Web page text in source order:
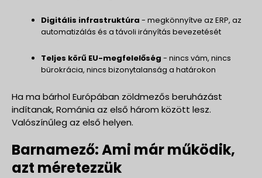
Digitális infrastruktúra - megkönnyítve az ERP, az
automatizálás és a távoli irányítás bevezetését
Teljes körű EU-megfelelőség - nincs vám, nincs
bürokrácia, nincs bizonytalanság a határokon
Ha ma bárhol Európában zöldmezős beruházást
indítanak, Románia az első három között lesz.
Valószínűleg az első helyen.
Barnamező: Ami már működik,
azt méretezzük